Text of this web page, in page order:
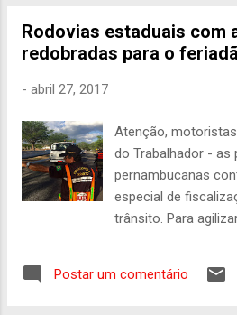
outro, muda. Pau...
encontro será
Comissão de
Rodovias estaduais com
redobradas para o
- abril 27, 2017
Atenção,
do Trabalhador - as
pernambucanas
especial de
trânsito. Para
estratégicos de
Postar um comentário